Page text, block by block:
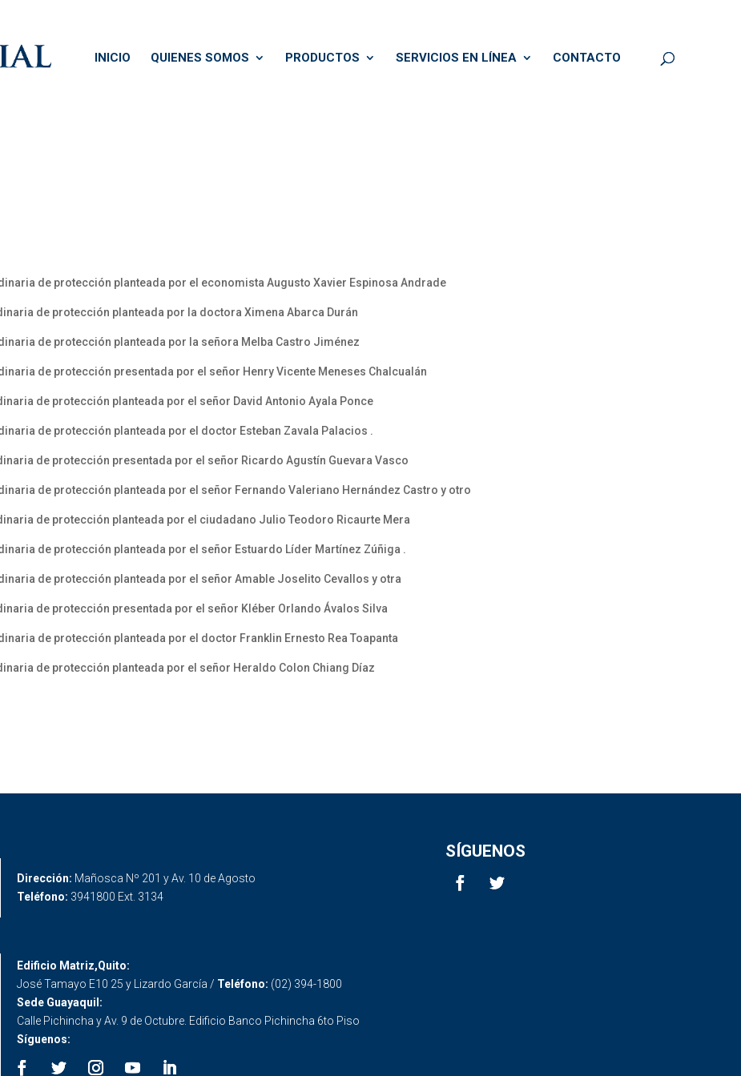
INICIO QUIENES SOMOS PRODUCTOS SERVICIOS EN LÍNEA CONTACTO
de protección planteada por el economista Augusto Xavier Espinosa Andrade
de protección planteada por la doctora Ximena Abarca Durán
de protección planteada por la señora Melba Castro Jiménez
de protección presentada por el señor Henry Vicente Meneses Chalcualán
de protección planteada por el señor David Antonio Ayala Ponce
de protección planteada por el doctor Esteban Zavala Palacios .
de protección presentada por el señor Ricardo Agustín Guevara Vasco
de protección planteada por el señor Fernando Valeriano Hernández Castro y otro
de protección planteada por el ciudadano Julio Teodoro Ricaurte Mera
de protección planteada por el señor Estuardo Líder Martínez Zúñiga .
de protección planteada por el señor Amable Joselito Cevallos y otra
de protección presentada por el señor Kléber Orlando Ávalos Silva
de protección planteada por el doctor Franklin Ernesto Rea Toapanta
de protección planteada por el señor Heraldo Colon Chiang Díaz
Dirección: Mañosca Nº 201 y Av. 10 de Agosto
Teléfono: 3941800 Ext. 3134
SÍGUENOS
Edificio Matriz,Quito:
José Tamayo E10 25 y Lizardo García / Teléfono: (02) 394-1800
Sede Guayaquil:
Calle Pichincha y Av. 9 de Octubre. Edificio Banco Pichincha 6to Piso
Síguenos: